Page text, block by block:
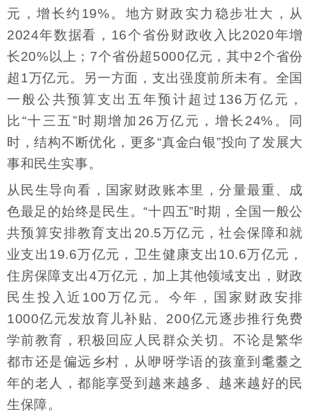
元，增长约19%。地方财政实力稳步壮大，从
2024年数据看，16个省份财政收入比2020年增
长20%以上；7个省份超5000亿元，其中2个省份
超1万亿元。另一方面，支出强度前所未有。全国
一般公共预算支出五年预计超过136万亿元，
比“十三五”时期增加26万亿元，增长24%。同
时，结构不断优化，更多“真金白银”投向了发展大
事和民生实事。
从民生导向看，国家财政账本里，分量最重、成
色最足的始终是民生。“十四五”时期，全国一般公
共预算安排教育支出20.5万亿元，社会保障和就
业支出19.6万亿元，卫生健康支出10.6万亿元，
住房保障支出4万亿元，加上其他领域支出，财政
民生投入近100万亿元。今年，国家财政安排
1000亿元发放育儿补贴、200亿元逐步推行免费
学前教育，积极回应人民群众关切。不论是繁华
都市还是偏远乡村，从咿呀学语的孩童到耄耋之
年的老人，都能享受到越来越多、越来越好的民
生保障。